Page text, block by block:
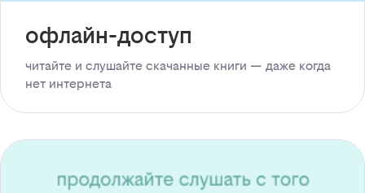
офлайн-доступ
читайте и слушайте скачанные книги — даже когда
нет интернета